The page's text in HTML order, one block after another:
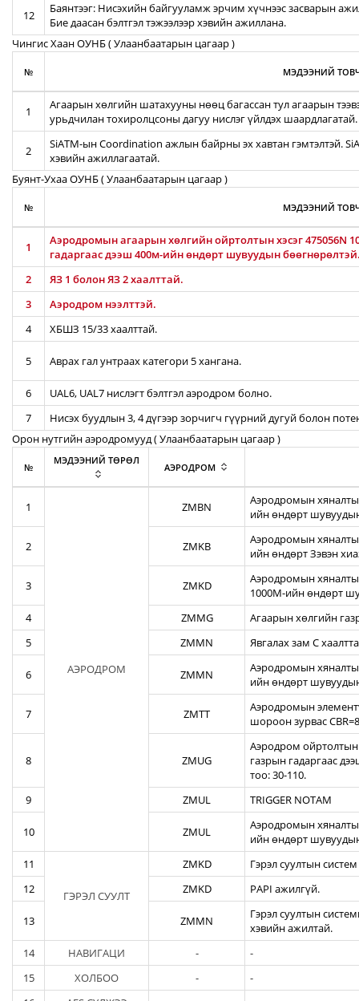
12
Баянтээг: Нисэхийн байгууламж эрчим хүчнээс засварын
Бие даасан бэлтгэл тэжээлээр хэвийн ажиллана.
Чингис Хаан ОУНБ ( Улаанбаатарын цагаар )
№ МЭДЭЭНИЙ
1
Агаарын хөлгийн шатахууны нөөц багассан тул агаарын
урьдчилан тохиролцсоны дагуу нислэг үйлдэх шаардлагатай.
2
SiATM-ын Coordination ажлын байрны эх хавтан гэмтэлтэй.
хэвийн ажиллагаатай.
Буянт-Ухаа ОУНБ ( Улаанбаатарын цагаар )
№ МЭДЭЭНИЙ
1
Аэродромын агаарын хөлгийн ойртолтын хэсэг 475056N
гадаргаас дээш 400м-ийн өндөрт шувуудын
2
ЯЗ 1 болон ЯЗ 2 хаалттай.
3
Аэродром нээлттэй.
4
ХБШЗ 15/33 хаалттай.
5 Аврах гал унтраах категори 5 хангана.
6
UAL6, UAL7 нислэгт бэлтгэл аэродром болно.
7
Нисэх буудлын 3, 4 дүгээр зорчигч гүүрний дугуй болон
Орон нутгийн аэродромууд ( Улаанбаатарын цагаар )
№
МЭДЭЭНИЙ ТӨРӨЛ
АЭРОДРОМ
1
АЭРОДРОМ
ZMBN
Аэродромын
ийн өндөрт
2 ZMKB
Аэродромын
ийн өндөрт Зэвэн
3 ZMKD
Аэродромын
1000М-ийн өндөрт
4
ZMMG
Агаарын хөлгийн
5
ZMMN Явгалах зам С
6 ZMMN
Аэродромын
ийн өндөрт
7 ZMTT
Аэродромын
шороон зурвас
8 ZMUG
Аэродром ойртолтын
газрын гадаргаас
тоо: 30-110.
9
ZMUL TRIGGER NOTAM
10 ZMUL
Аэродромын
ийн өндөрт
11
ГЭРЭЛ СУУЛТ
ZMKD
Гэрэл суултын
12
ZMKD PAPI ажилгүй.
13 ZMMN
Гэрэл суултын
хэвийн ажилтай.
14
НАВИГАЦИ -
-
15
ХОЛБОО -
-